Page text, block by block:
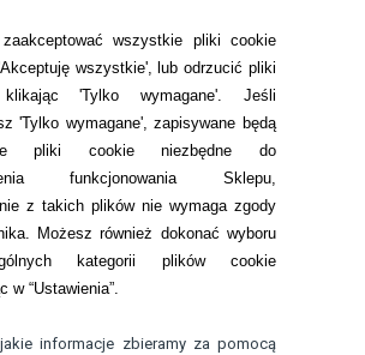
zaakceptować wszystkie pliki cookie
wszystkie', lub odrzucić pliki
'Tylko wymagane'. Jeśli
'Tylko wymagane', zapisywane będą
pliki cookie niezbędne do
funkcjonowania Sklepu,
z takich plików nie wymaga zgody
Możesz również dokonać wyboru
kategorii plików cookie
w “Ustawienia”.
informacje zbieramy za pomocą
od umowy)
ZGODY NA CIASTECZKA
42
72